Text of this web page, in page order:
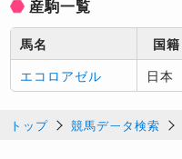
産駒一覧
馬名 国籍
エコロアゼル
日本
トップ 競馬データ検索